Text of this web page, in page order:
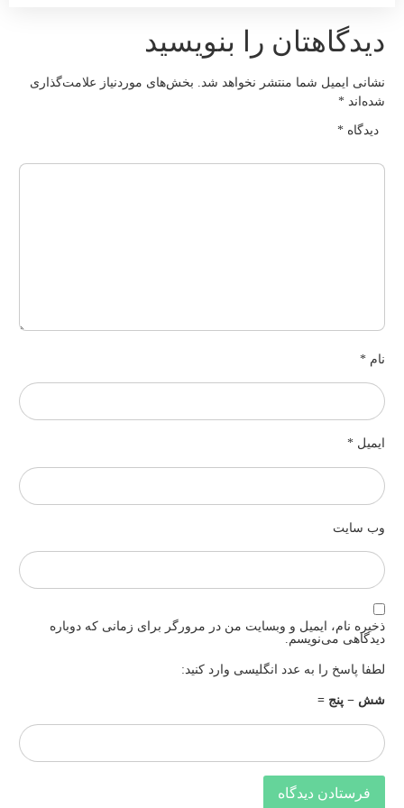
دیدگاهتان را بنویسید
نشانی ایمیل شما منتشر نخواهد شد. بخش‌های موردنیاز علامت‌گذاری
شده‌اند*
دیدگاه*
*
ایمیل*
وب‌ سایت
ذخیره نام، ایمیل و وبسایت من در مرورگر برای زمانی که دوباره
دیدگاهی می‌نویسم.
لطفا پاسخ را به عدد انگلیسی وارد کنید:
شش − پنج =